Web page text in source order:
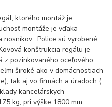
ktorého montáž je
montáže je vďaka
nosníkov. Police sú vyrobené
konštrukcia regálu je
z pozinkovaného oceľového
široké ako v domácnostiach
tak aj vo firmách a úradoch (
kancelárskych
kg, pri výške 1800 mm.